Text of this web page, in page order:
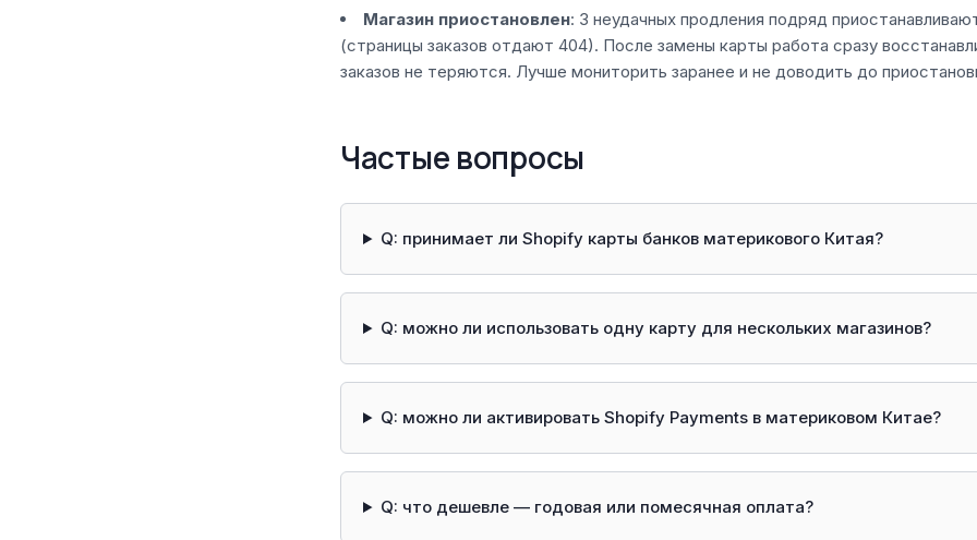
Магазин приостановлен: 3 неудачных продления подряд
(страницы заказов отдают 404). После замены карты работа сразу
заказов не теряются. Лучше мониторить заранее и не доводить до
Частые вопросы
Q: принимает ли Shopify карты банков материкового Китая?
Q: можно ли использовать одну карту для нескольких магазинов?
Q: можно ли активировать Shopify Payments в материковом Китае?
Q: что дешевле — годовая или помесячная оплата?